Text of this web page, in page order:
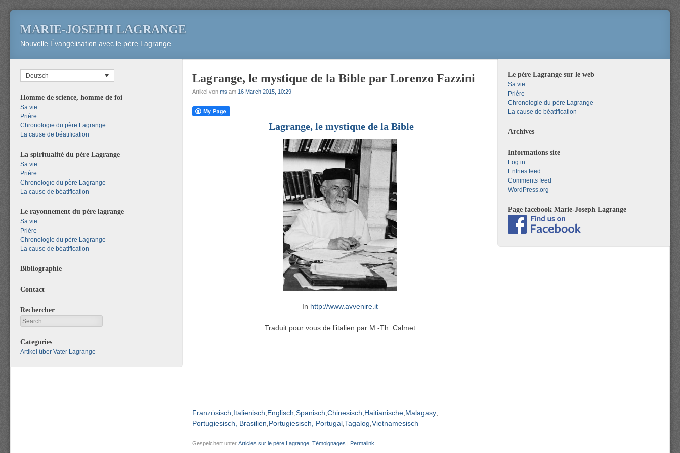
MARIE-JOSEPH LAGRANGE
Nouvelle Évangélisation avec le père Lagrange
Lagrange, le mystique de la Bible par Lorenzo Fazzini
Artikel von ms am 16 March 2015, 10:29
Lagrange, le mystique de la Bible
In http://www.avvenire.it
Traduit pour vous de l’italien par M.-Th. Calmet
Französisch Italienisch Englisch Spanisch Chinesisch Haitianische Malagasy
Portugiesisch, Brasilien Portugiesisch, Portugal Tagalog Vietnamesisch
Gespeichert unter Articles sur le père Lagrange Témoignages | Permalink
Deutsch
Homme de science, homme de foi
Sa vie
Prière
Chronologie du père Lagrange
La cause de béatification
La spiritualité du père Lagrange
Sa vie
Prière
Chronologie du père Lagrange
La cause de béatification
Le rayonnement du père lagrange
Sa vie
Prière
Chronologie du père Lagrange
La cause de béatification
Bibliographie
Contact
Rechercher
Search
Categories
Artikel über Vater Lagrange
Le père Lagrange sur le web
Sa vie
Prière
Chronologie du père Lagrange
La cause de béatification
Archives
Informations site
Log in
Entries feed
Comments feed
WordPress.org
Page facebook Marie-Joseph Lagrange